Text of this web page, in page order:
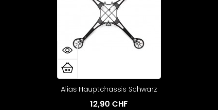
Alias Hauptchassis Schwarz
12,90 CHF